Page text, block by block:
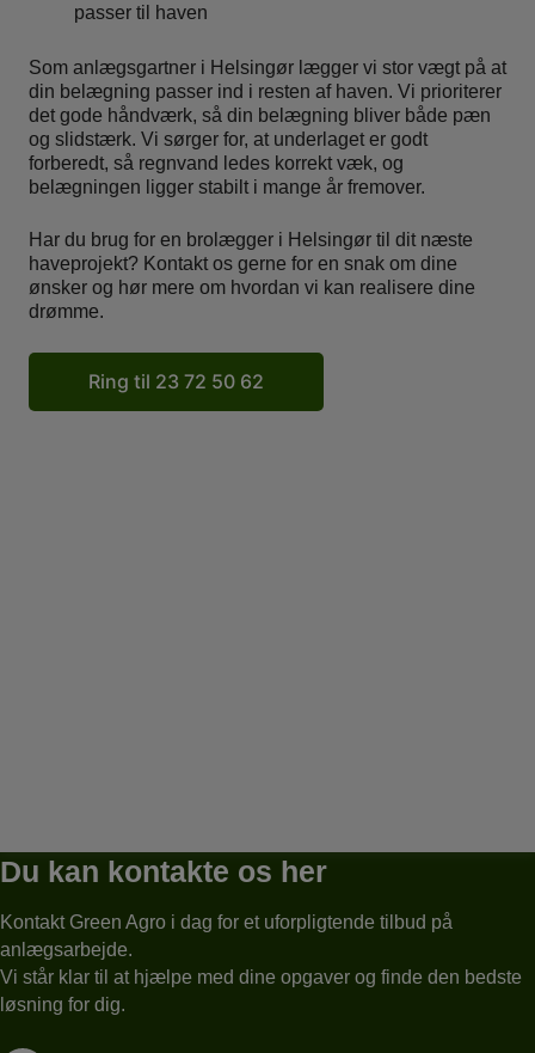
passer til haven
Som anlægsgartner i Helsingør lægger vi stor vægt på at
din belægning passer ind i resten af haven. Vi prioriterer
det gode håndværk, så din belægning bliver både pæn
og slidstærk. Vi sørger for, at underlaget er godt
forberedt, så regnvand ledes korrekt væk, og
belægningen ligger stabilt i mange år fremover.
Har du brug for en brolægger i Helsingør til dit næste
haveprojekt? Kontakt os gerne for en snak om dine
ønsker og hør mere om hvordan vi kan realisere dine
drømme.
Ring til 23 72 50 62
Du kan kontakte os her
Kontakt Green Agro i dag for et uforpligtende tilbud på
anlægsarbejde.
Vi står klar til at hjælpe med dine opgaver og finde den bedste
løsning for dig.